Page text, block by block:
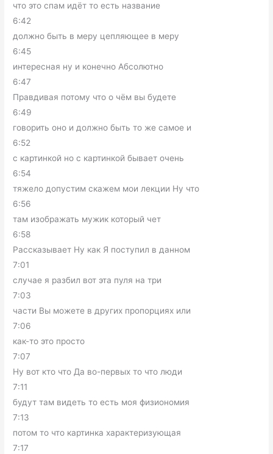
что это спам идёт то есть название
6:42
должно быть в меру цепляющее в меру
6:45
интересная ну и конечно Абсолютно
6:47
Правдивая потому что о чём вы будете
6:49
говорить оно и должно быть то же самое и
6:52
с картинкой но с картинкой бывает очень
6:54
тяжело допустим скажем мои лекции Ну что
6:56
там изображать мужик который чет
6:58
Рассказывает Ну как Я поступил в данном
7:01
случае я разбил вот эта пуля на три
7:03
части Вы можете в других пропорциях или
7:06
как-то это просто
7:07
Ну вот кто что Да во-первых то что люди
7:11
будут там видеть то есть моя физиономия
7:13
потом то что картинка характеризующая
7:17